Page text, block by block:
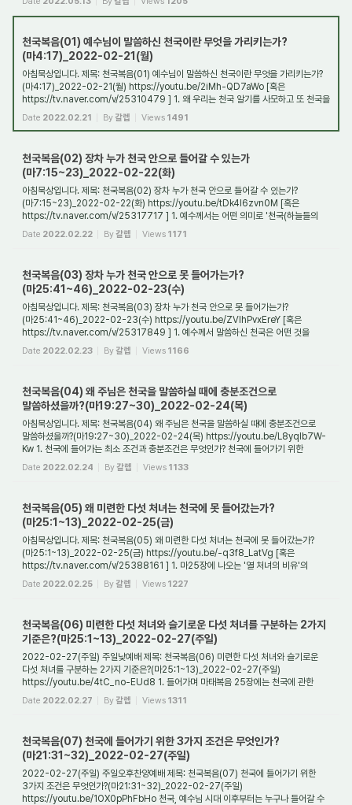
천국복음(01) 예수님이 말씀하신 천국이란 무엇을 가리키는가?
(마4:17)_2022-02-21(월)
아침묵상입니다. 제목: 천국복음(01) 예수님이 말씀하신 천국이란 무엇을 가리키는가?
(마4:17)_2022-02-21(월) https://youtu.be/2iMh-QD7aWo [혹은
https://tv.naver.com/v/25310479 ] 1. 왜 우리는 천국 알기를 사모하고 또 천국을
구해야 하는가? 천국은 믿...
Date 2022.02.21 By갈렙 Views 1491
천국복음(02) 장차 누가 천국 안으로 들어갈 수 있는가
(마7:15~23)_2022-02-22(화)
아침묵상입니다. 제목: 천국복음(02) 장차 누가 천국 안으로 들어갈 수 있는가?
(마7:15~23)_2022-02-22(화) https://youtu.be/tDk4l6zvn0M [혹은
https://tv.naver.com/v/25317717 ] 1. 예수께서는 어떤 의미로 '천국(하늘들의
왕국)'을 말씀하셨는가? 예수께...
Date 2022.02.22 By갈렙 Views 1171
천국복음(03) 장차 누가 천국 안으로 못 들어가는가?
(마25:41~46)_2022-02-23(수)
아침묵상입니다. 제목: 천국복음(03) 장차 누가 천국 안으로 못 들어가는가?
(마25:41~46)_2022-02-23(수) https://youtu.be/ZVlhPvxEreY [혹은
https://tv.naver.com/v/25317849 ] 1. 예수께서 말씀하신 천국은 어떤 것을
가리키며, 누가 그곳에 들어갈 수 있...
Date 2022.02.23 By갈렙 Views 1166
천국복음(04) 왜 주님은 천국을 말씀하실 때에 충분조건으로
말씀하셨을까?(마19:27~30)_2022-02-24(목)
아침묵상입니다. 제목: 천국복음(04) 왜 주님은 천국을 말씀하실 때에 충분조건으로
말씀하셨을까?(마19:27~30)_2022-02-24(목) https://youtu.be/L8yqlb7W-
Kw 1. 천국에 들어가는 최소 조건과 충분조건은 무엇인가? 천국에 들어가기 위한
최소한의 조건은 무...
Date 2022.02.24 By갈렙 Views 1133
천국복음(05) 왜 미련한 다섯 처녀는 천국에 못 들어갔는가?
(마25:1~13)_2022-02-25(금)
아침묵상입니다. 제목: 천국복음(05) 왜 미련한 다섯 처녀는 천국에 못 들어갔는가?
(마25:1~13)_2022-02-25(금) https://youtu.be/-q3f8_LatVg [혹은
https://tv.naver.com/v/25388161 ] 1. 마25장에 나오는 '열 처녀의 비유'의
주제는 무엇인가? 마태복음 25...
Date 2022.02.25 By갈렙 Views 1227
천국복음(06) 미련한 다섯 처녀와 슬기로운 다섯 처녀를 구분하는 2가지
기준은?(마25:1~13)_2022-02-27(주일)
2022-02-27(주일) 주일낮예배 제목: 천국복음(06) 미련한 다섯 처녀와 슬기로운
다섯 처녀를 구분하는 2가지 기준은?(마25:1~13)_2022-02-27(주일)
https://youtu.be/4tC_no-EUd8 1. 들어가며 마태복음 25장에는 천국에 관한
3가지 비유가 등장한다. 그것들 중...
Date 2022.02.27 By갈렙 Views 1311
천국복음(07) 천국에 들어가기 위한 3가지 조건은 무엇인가?
(마21:31~32)_2022-02-27(주일)
2022-02-27(주일) 주일오후찬양예배 제목: 천국복음(07) 천국에 들어가기 위한
3가지 조건은 무엇인가?(마21:31~32)_2022-02-27(주일)
https://youtu.be/1OX0pPhFbHo 천국, 예수님 시대 이후부터는 누구나 들어갈 수